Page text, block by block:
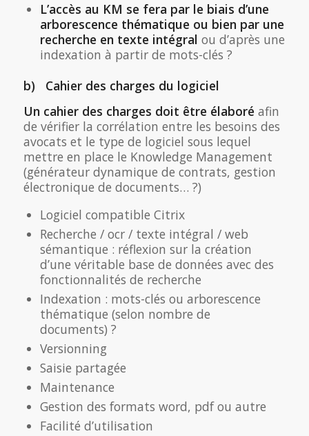
L’accès au KM se fera par le biais d’une
arborescence thématique ou bien par une
recherche en texte intégral ou d’après une
indexation à partir de mots-clés ?
b) Cahier des charges du logiciel
Un cahier des charges doit être élaboré afin
de vérifier la corrélation entre les besoins des
avocats et le type de logiciel sous lequel
mettre en place le Knowledge Management
(générateur dynamique de contrats, gestion
électronique de documents… ?)
Logiciel compatible Citrix
Recherche / ocr / texte intégral / web
sémantique : réflexion sur la création
d’une véritable base de données avec des
fonctionnalités de recherche
Indexation : mots-clés ou arborescence
thématique (selon nombre de
documents) ?
Versionning
Saisie partagée
Maintenance
Gestion des formats word, pdf ou autre
Facilité d’utilisation